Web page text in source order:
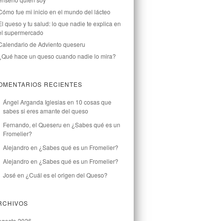
fue mi inicio en el mundo del lácteo
queso y tu salud: lo que nadie te explica en
supermercado
de Adviento queseru
hace un queso cuando nadie lo mira?
RECIENTES
Ángel Arganda Iglesiasen 10 cosas que
sabes si eres amante del queso
Fernando, el Queseru en ¿Sabes qué es un
Fromelier?
Alejandro en ¿Sabes qué es un Fromelier?
Alejandro en ¿Sabes qué es un Fromelier?
José en ¿Cuál es el origen del Queso?